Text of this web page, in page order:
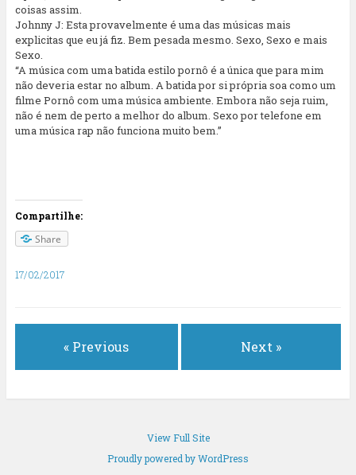
coisas assim.
Johnny J: Esta provavelmente é uma das músicas mais
explicitas que eu já fiz. Bem pesada mesmo. Sexo, Sexo e mais
Sexo.
“A música com uma batida estilo pornô é a única que para mim
não deveria estar no album. A batida por si própria soa como um
filme Pornô com uma música ambiente. Embora não seja ruim,
não é nem de perto a melhor do album. Sexo por telefone em
uma música rap não funciona muito bem.”
Compartilhe:
Share
17/02/2017
« Previous Next »
View Full Site
Proudly powered by WordPress